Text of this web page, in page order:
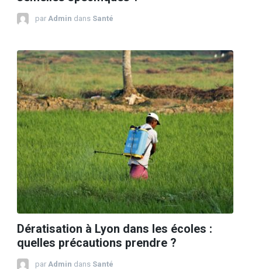
par Admin dans Santé
Dératisation à Lyon dans les écoles :
quelles précautions prendre ?
par Admin dans Santé